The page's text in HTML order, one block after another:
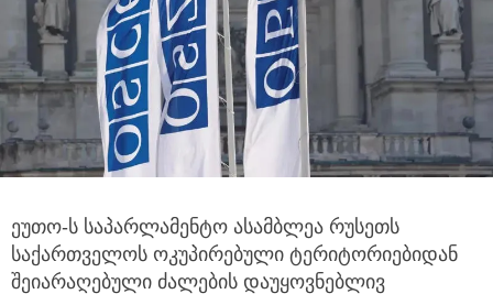
ეუთო-ს საპარლამენტო ასამბლეა რუსეთს
საქართველოს ოკუპირებული ტერიტორიებიდან
შეიარაღებული ძალების დაუყოვნებლივ